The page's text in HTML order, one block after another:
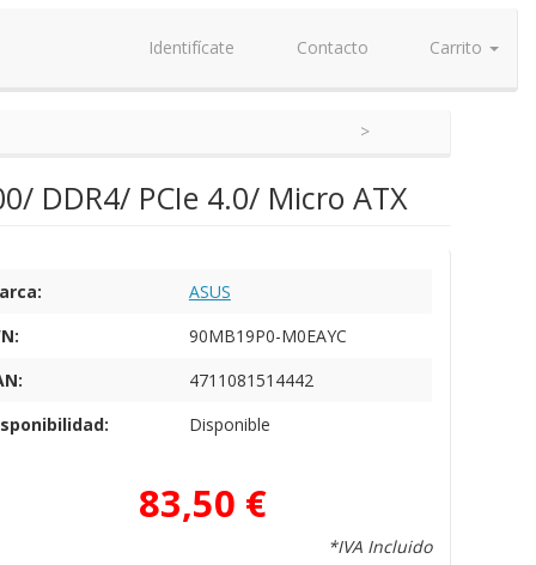
Identifícate Contacto Carrito
DDR4/ PCIe 4.0/ Micro ATX
ASUS
90MB19P0-M0EAYC
4711081514442
Disponible
83,50 €
*IVA Incluido